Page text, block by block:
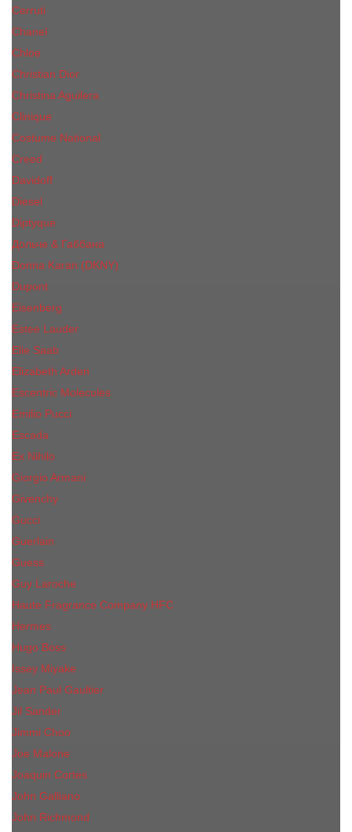
Cerruti
Сhanеl
Chloe
Christian Dior
Christina Aguilera
Сliniquе
Costume National
Creed
Davidoff
Diesel
Diptyque
Дольче & Габбана
Donna Karan (DKNY)
Dupont
Eisenberg
Еsteе Lаudеr
Elie Saab
Elizabeth Arden
Escentric Molecules
Emilio Pucci
Escada
Ex Nihilo
Giorgio Armani
Givenchy
Gucci
Guerlain
Guess
Guy Laroche
Haute Fragrance Company HFC
Hermes
Hugo Boss
Issey Miyake
Jean Paul Gaultier
Jil Sander
Jimmi Choo
Jое Malоnе
Joaquin Cortes
John Galliano
John Richmond